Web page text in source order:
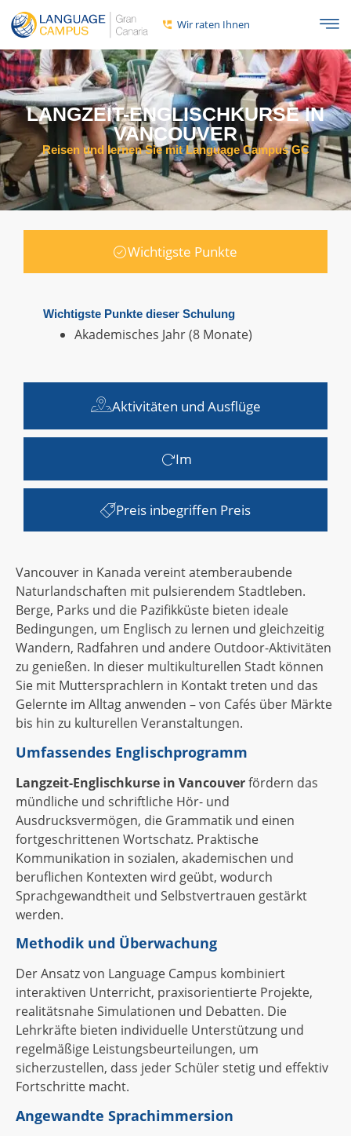
Wir raten Ihnen
LANGZEIT-ENGLISCHKURSE IN
VANCOUVER
Reisen und lernen Sie mit Language Campus GC
Wichtigste Punkte
Aktivitäten und Ausflüge
Im
Preis inbegriffen Preis
Wichtigste Punkte dieser Schulung
Akademisches Jahr (8 Monate)
Vancouver in Kanada vereint atemberaubende
Naturlandschaften mit pulsierendem Stadtleben.
Berge, Parks und die Pazifikküste bieten ideale
Bedingungen, um Englisch zu lernen und gleichzeitig
Wandern, Radfahren und andere Outdoor-Aktivitäten
zu genießen. In dieser multikulturellen Stadt können
Sie mit Muttersprachlern in Kontakt treten und das
Gelernte im Alltag anwenden – von Cafés über Märkte
bis hin zu kulturellen Veranstaltungen.
Umfassendes Englischprogramm
Langzeit-Englischkurse in Vancouverfördern das
mündliche und schriftliche Hör- und
Ausdrucksvermögen, die Grammatik und einen
fortgeschrittenen Wortschatz. Praktische
Kommunikation in sozialen, akademischen und
beruflichen Kontexten wird geübt, wodurch
Sprachgewandtheit und Selbstvertrauen gestärkt
werden.
Methodik und Überwachung
Der Ansatz von Language Campus kombiniert
interaktiven Unterricht, praxisorientierte Projekte,
realitätsnahe Simulationen und Debatten. Die
Lehrkräfte bieten individuelle Unterstützung und
regelmäßige Leistungsbeurteilungen, um
sicherzustellen, dass jeder Schüler stetig und effektiv
Fortschritte macht.
Angewandte Sprachimmersion